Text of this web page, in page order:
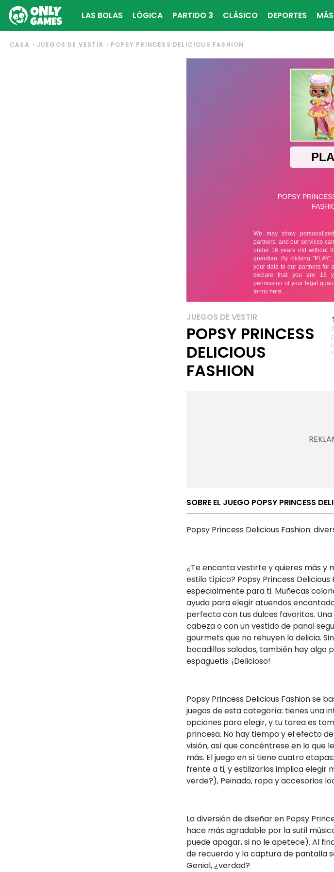
LAS BOLAS LÓGICA PARTIDO 3 CLÁSICO DEPORTES MÁS
CASA JUEGOS DE VESTIR POPSY PRINCESS DELICIOUS FASHION
JUEGOS DE VESTIR
POPSY PRINCESS
DELICIOUS
FASHION
SOBRE EL JUEGO POPSY PRINCESS
Popsy Princess Delicious Fashion:
¿Te encanta vestirte y quieres más y
estilo típico? Popsy Princess
especialmente para ti. Muñecas
ayuda para elegir atuendos
perfecta con tus dulces favoritos.
cabeza o con un vestido de panal
gourmets que no rehuyen la delicia.
bocadillos salados, también hay algo
espaguetis. ¡Delicioso!
Popsy Princess Delicious Fashion se
juegos de esta categoría: tienes una
opciones para elegir, y tu tarea es
princesa. No hay tiempo y el efecto
visión, así que concéntrese en lo que
más. El juego en sí tiene cuatro
frente a ti, y estilizarlos implica elegir
verde?), Peinado, ropa y accesorios
La diversión de diseñar en Popsy
hace más agradable por la sutil
puede apagar, si no le apetece). Al
de recuerdo y la captura de pantalla
Genial, ¿verdad?